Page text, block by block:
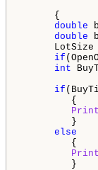
{
double
double
LotSize =
if
int
if
{
Print
}
else
{
Print
}